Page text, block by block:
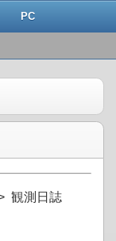
PC
観測日誌